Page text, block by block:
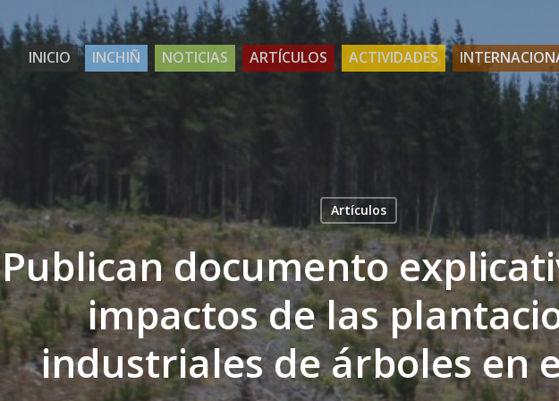
INICIO INCHIÑ NOTICIAS ARTÍCULOS ACTIVIDADES
Artículos
Publican documento
impactos de las
industriales de árboles en